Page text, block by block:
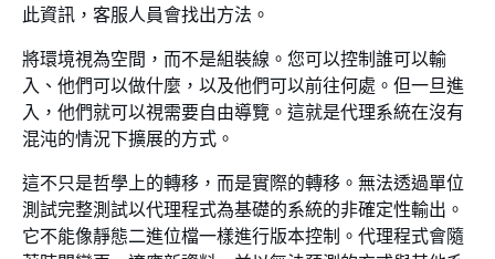
此資訊，客服人員會找出方法。
將環境視為空間，而不是組裝線。您可以控制誰可以輸
入、他們可以做什麼，以及他們可以前往何處。但一旦進
入，他們就可以視需要自由導覽。這就是代理系統在沒有
混沌的情況下擴展的方式。
這不只是哲學上的轉移，而是實際的轉移。無法透過單位
測試完整測試以代理程式為基礎的系統的非確定性輸出。
它不能像靜態二進位檔一樣進行版本控制。代理程式會隨